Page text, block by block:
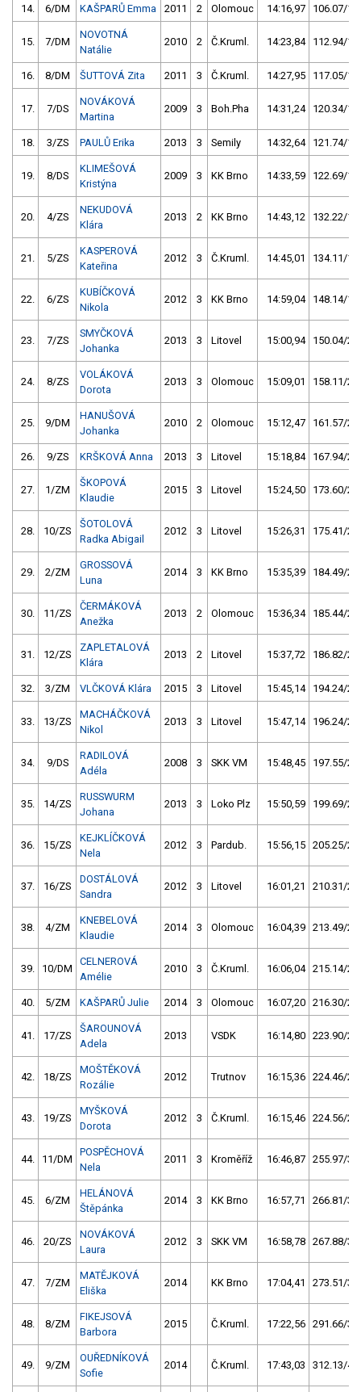
14. 6/DM KAŠPARŮ Emma 2011 2 Olomouc 14:16,97 106.07/
15. 7/DM
NOVOTNÁ
Natálie
2010 2 Č.Kruml. 14:23,84 112.94/
16. 8/DM ŠUTTOVÁ Zita 2011 3 Č.Kruml. 14:27,95 117.05/
17. 7/DS
NOVÁKOVÁ
Martina
2009 3 Boh.Pha 14:31,24 120.34/
18. 3/ZS PAULŮ Erika 2013 3 Semily 14:32,64 121.74/
19. 8/DS
KLIMEŠOVÁ
Kristýna
2009 3 KK Brno 14:33,59 122.69/
20. 4/ZS
NEKUDOVÁ
Klára
2013 2 KK Brno 14:43,12 132.22/
21. 5/ZS
KASPEROVÁ
Kateřina
2012 3 Č.Kruml. 14:45,01 134.11/
22. 6/ZS
KUBÍČKOVÁ
Nikola
2012 3 KK Brno 14:59,04 148.14/
23. 7/ZS
SMYČKOVÁ
Johanka
2013 3 Litovel 15:00,94 150.04/
24. 8/ZS
VOLÁKOVÁ
Dorota
2013 3 Olomouc 15:09,01 158.11/
25. 9/DM
HANUŠOVÁ
Johanka
2010 2 Olomouc 15:12,47 161.57/
26. 9/ZS KRŠKOVÁ Anna 2013 3 Litovel 15:18,84 167.94/
27. 1/ZM
ŠKOPOVÁ
Klaudie
2015 3 Litovel 15:24,50 173.60/
28. 10/ZS
ŠOTOLOVÁ
Radka Abigail
2012 3 Litovel 15:26,31 175.41/
29. 2/ZM
GROSSOVÁ
Luna
2014 3 KK Brno 15:35,39 184.49/
30. 11/ZS
ČERMÁKOVÁ
Anežka
2013 2 Olomouc 15:36,34 185.44/
31. 12/ZS
ZAPLETALOVÁ
Klára
2013 2 Litovel 15:37,72 186.82/
32. 3/ZM VLČKOVÁ Klára 2015 3 Litovel 15:45,14 194.24/
33. 13/ZS
MACHÁČKOVÁ
Nikol
2013 3 Litovel 15:47,14 196.24/
34. 9/DS
RADILOVÁ
Adéla
2008 3 SKK VM 15:48,45 197.55/
35. 14/ZS
RUSSWURM
Johana
2013 3 Loko Plz 15:50,59 199.69/
36. 15/ZS
KEJKLÍČKOVÁ
Nela
2012 3 Pardub. 15:56,15 205.25/
37. 16/ZS
DOSTÁLOVÁ
Sandra
2012 3 Litovel 16:01,21 210.31/
38. 4/ZM
KNEBELOVÁ
Klaudie
2014 3 Olomouc 16:04,39 213.49/
39. 10/DM
CELNEROVÁ
Amélie
2010 3 Č.Kruml. 16:06,04 215.14/
40. 5/ZM KAŠPARŮ Julie 2014 3 Olomouc 16:07,20 216.30/
41. 17/ZS
ŠAROUNOVÁ
Adela
2013 VSDK 16:14,80 223.90/
42. 18/ZS
MOŠTĚKOVÁ
Rozálie
2012 Trutnov 16:15,36 224.46/
43. 19/ZS
MYŠKOVÁ
Dorota
2012 3 Č.Kruml. 16:15,46 224.56/
44. 11/DM
POSPĚCHOVÁ
Nela
2011 3 Kroměříž 16:46,87 255.97/
45. 6/ZM
HELÁNOVÁ
Štěpánka
2014 3 KK Brno 16:57,71 266.81/
46. 20/ZS
NOVÁKOVÁ
Laura
2012 3 SKK VM 16:58,78 267.88/
47. 7/ZM
MATĚJKOVÁ
Eliška
2014 KK Brno 17:04,41 273.51/
48. 8/ZM
FIKEJSOVÁ
Barbora
2015 Č.Kruml. 17:22,56 291.66/
49. 9/ZM
OUŘEDNÍKOVÁ
Sofie
2014 Č.Kruml. 17:43,03 312.13/